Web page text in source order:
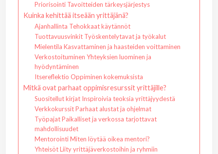
Priorisointi Tavoitteiden tärkeysjärjestys
Kuinka kehittää itseään yrittäjänä?
Ajanhallinta Tehokkaat käytännöt
Tuottavuusvinkit Työskentelytavat ja työkalut
Mielentila Kasvattaminen ja haasteiden voittaminen
Verkostoituminen Yhteyksien luominen ja
hyödyntäminen
Itsereflektio Oppiminen kokemuksista
Mitkä ovat parhaat oppimisresurssit yrittäjille?
Suositellut kirjat Inspiroivia teoksia yrittäjyydestä
Verkkokurssit Parhaat alustat ja ohjelmat
Työpajat Paikalliset ja verkossa tarjottavat
mahdollisuudet
Mentorointi Miten löytää oikea mentori?
Yhteisöt Liity yrittäjäverkostoihin ja ryhmiin